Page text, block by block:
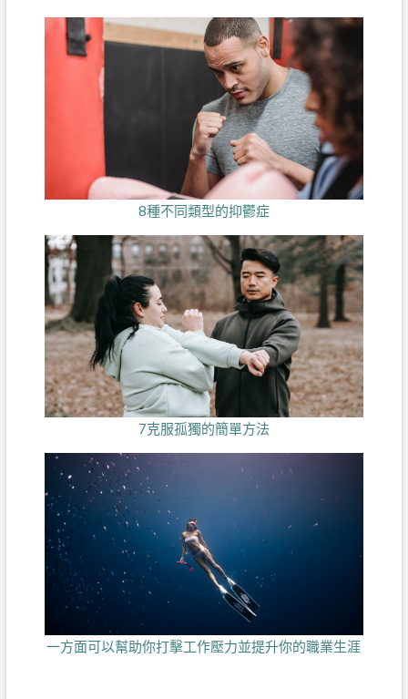
8種不同類型的抑鬱症
7克服孤獨的簡單方法
一方面可以幫助你打擊工作壓力並提升你的職業生涯